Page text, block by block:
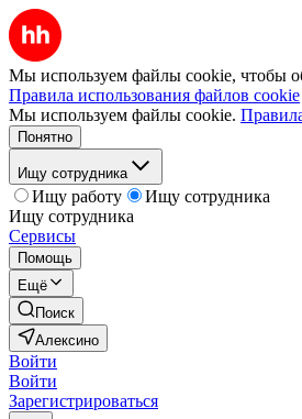
Мы используем файлы cookie, чтобы
Правила использования файлов cookie
Мы используем файлы cookie.
Понятно
Ищу сотрудника
Ищу работу
Ищу сотрудника
Ищу сотрудника
Сервисы
Помощь
Ещё
Поиск
Алексино
Войти
Войти
Зарегистрироваться